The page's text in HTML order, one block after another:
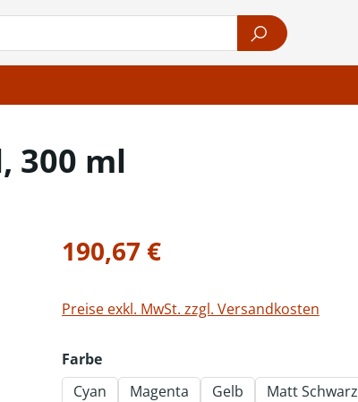
300 ml
Regulärer Preis:
190,67 €
Preise exkl. MwSt. zzgl. Versandkosten
Farbeauswählen
Cyan
Magenta Gelb Matt Schwarz